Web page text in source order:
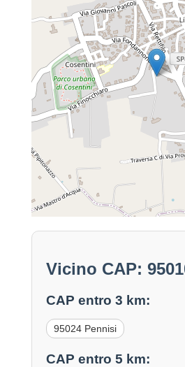
Vicino CAP:
CAP entro 3 km:
95024 Pennisi
CAP entro 5 km: